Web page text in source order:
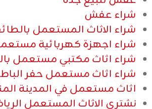
شراء عفش
شراء الاثاث المستعمل
شراء اجهزة كهربائية
شراء اثاث مكتبي مستعمل
شراء اثاث مستعمل حفر
اثاث مستعمل في المدينة
نشتري الاثاث المستعمل